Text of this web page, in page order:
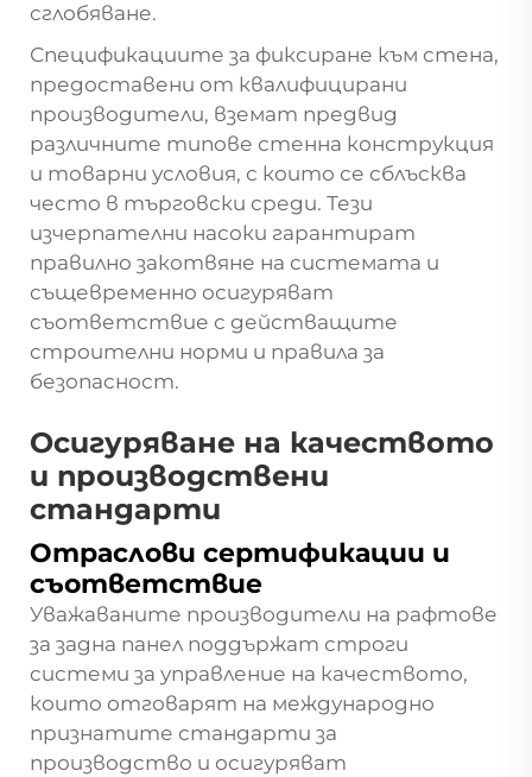
сглобяване.
Спецификациите за фиксиране към стена,
предоставени от квалифицирани
производители, вземат предвид
различните типове стенна конструкция
и товарни условия, с които се сблъсква
често в търговски среди. Тези
изчерпателни насоки гарантират
правилно закотвяне на системата и
същевременно осигуряват
съответствие с действащите
строителни норми и правила за
безопасност.
Осигуряване на качеството
и производствени
стандарти
Отраслови сертификации и
съответствие
Уважаваните производители на рафтове
за задна панел поддържат строги
системи за управление на качеството,
които отговарят на международно
признатите стандарти за
производство и осигуряват